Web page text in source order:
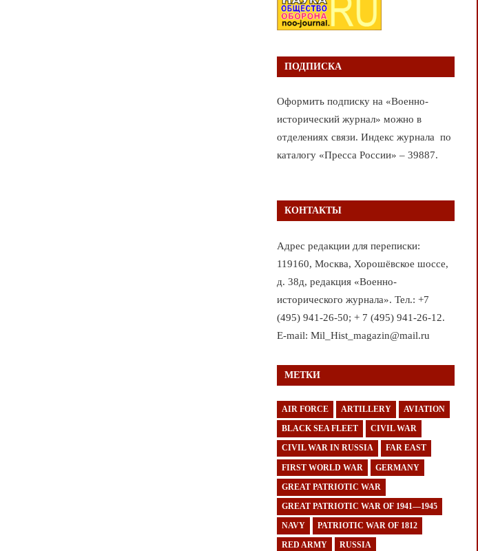
ПОДПИСКА
Оформить подписку на «Военно-
исторический журнал» можно в
отделениях связи. Индекс журнала по
каталогу «Пресса России» – 39887.
КОНТАКТЫ
Адрес редакции для переписки:
119160, Москва, Хорошёвское шоссе,
д. 38д, редакция «Военно-
исторического журнала». Тел.: +7
(495) 941-26-50; + 7 (495) 941-26-12.
E-mail: Mil_Hist_magazin@mail.ru
МЕТКИ
AIR FORCE ARTILLERY AVIATION
BLACK SEA FLEET CIVIL WAR
CIVIL WAR IN RUSSIA FAR EAST
FIRST WORLD WAR GERMANY
GREAT PATRIOTIC WAR
GREAT PATRIOTIC WAR OF 1941—1945
NAVY PATRIOTIC WAR OF 1812
RED ARMY RUSSIA